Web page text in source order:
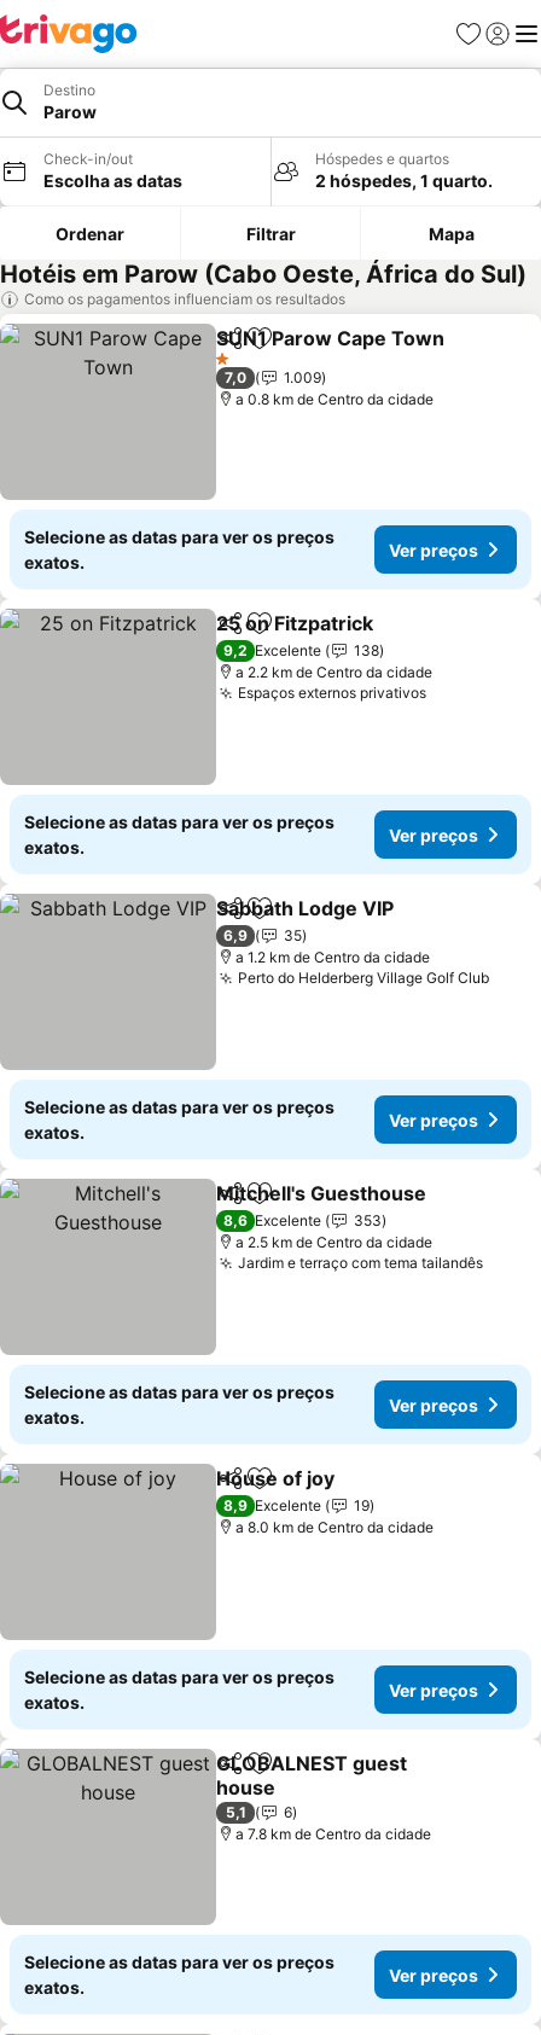
Favoritos
Iniciar
Destino
Parow
Check-in/out
Escolha as datas
Hóspedes e quartos
2 hóspedes, 1 quarto.
Ordenar Filtrar Mapa
Hotéis em Parow (Cabo Oeste, África do Sul)
Como os pagamentos influenciam os resultados
PartilharAdicionar aos favoritos
SUN1 Parow Cape Town
1 Estrelas
7,0
1.009
a 0.8 km de Centro da cidade
Selecione as datas para ver os preços
exatos.
Ver preços
PartilharAdicionar aos favoritos
25 on Fitzpatrick
9,2 Excelente
138
a 2.2 km de Centro da cidade
Espaços externos privativosVer preços
Selecione as datas para ver os preços
exatos.
Ver preços
PartilharAdicionar aos favoritos
Sabbath Lodge VIP
6,9
35
a 1.2 km de Centro da cidade
Perto do Helderberg Village Golf ClubVer
Selecione as datas para ver os preços
exatos.
Ver preços
PartilharAdicionar aos favoritos
Mitchell's Guesthouse
8,6 Excelente
353
a 2.5 km de Centro da cidade
Jardim e terraço com tema tailandêsVer
Selecione as datas para ver os preços
exatos.
Ver preços
PartilharAdicionar aos favoritos
House of joy
8,9 Excelente
19
a 8.0 km de Centro da cidade
Selecione as datas para ver os preços
exatos.
Ver preços
PartilharAdicionar aos favoritos
GLOBALNEST guest
house
Ver preços
5,1
6
a 7.8 km de Centro da cidade
Selecione as datas para ver os preços
exatos.
Ver preços